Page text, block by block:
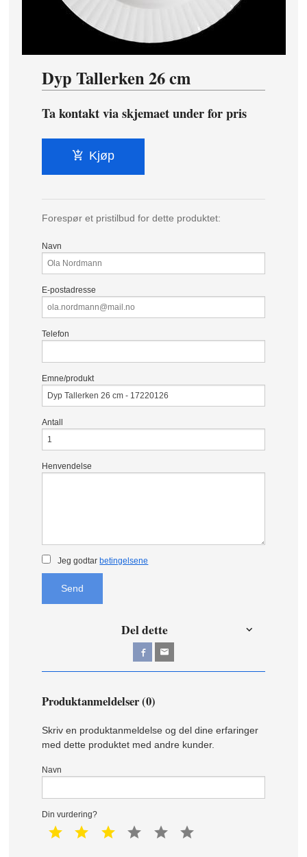
Dyp Tallerken 26 cm
Ta kontakt via skjemaet under for pris
Kjøp
Forespør et pristilbud for dette produktet:
Navn
E-postadresse
Telefon
Emne/produkt
Antall
Henvendelse
Jeg godtar betingelsene
Send
Del dette
Produktanmeldelser (0)
Skriv en produktanmeldelse og del dine erfaringer
med dette produktet med andre kunder.
Navn
Din vurdering?
1 star 2 star 3 star 4 star 5 star